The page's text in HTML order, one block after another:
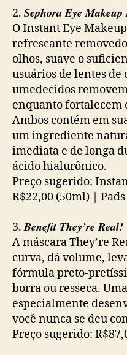
2. Sephora Eye Makeup
O Instant Eye
refrescante
olhos, suave o
usuários de lentes de
umedecidos
enquanto fortalecem
Ambos contém em
um ingrediente
imediata e de longa
ácido hialurônico.
Preço sugerido:
R$22,00 (50ml) | Pads
3.Benefit They’re Real!
A máscara They’re
curva, dá volume,
fórmula preto-
borra ou resseca.
especialmente
você nunca se deu
Preço sugerido: